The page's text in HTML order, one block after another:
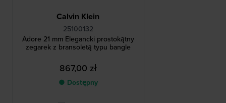
Calvin Klein
25100132
Adore 21 mm Elegancki prostokątny
zegarek z bransoletą typu bangle
867,00 zł
● Dostępny